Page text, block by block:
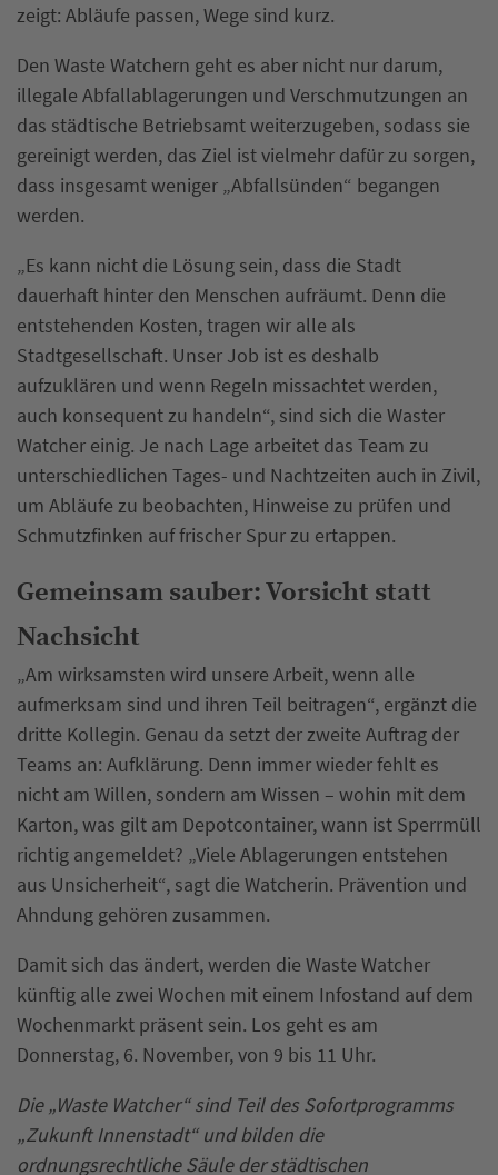
zeigt: Abläufe passen, Wege sind kurz.
Den Waste Watchern geht es aber nicht nur darum,
illegale Abfallablagerungen und Verschmutzungen an
das städtische Betriebsamt weiterzugeben, sodass sie
gereinigt werden, das Ziel ist vielmehr dafür zu sorgen,
dass insgesamt weniger „Abfallsünden“ begangen
werden.
„Es kann nicht die Lösung sein, dass die Stadt
dauerhaft hinter den Menschen aufräumt. Denn die
entstehenden Kosten, tragen wir alle als
Stadtgesellschaft. Unser Job ist es deshalb
aufzuklären und wenn Regeln missachtet werden,
auch konsequent zu handeln“, sind sich die Waster
Watcher einig. Je nach Lage arbeitet das Team zu
unterschiedlichen Tages- und Nachtzeiten auch in Zivil,
um Abläufe zu beobachten, Hinweise zu prüfen und
Schmutzfinken auf frischer Spur zu ertappen.
Gemeinsam sauber: Vorsicht statt
Nachsicht
„Am wirksamsten wird unsere Arbeit, wenn alle
aufmerksam sind und ihren Teil beitragen“, ergänzt die
dritte Kollegin. Genau da setzt der zweite Auftrag der
Teams an: Aufklärung. Denn immer wieder fehlt es
nicht am Willen, sondern am Wissen – wohin mit dem
Karton, was gilt am Depotcontainer, wann ist Sperrmüll
richtig angemeldet? „Viele Ablagerungen entstehen
aus Unsicherheit“, sagt die Watcherin. Prävention und
Ahndung gehören zusammen.
Damit sich das ändert, werden die Waste Watcher
künftig alle zwei Wochen mit einem Infostand auf dem
Wochenmarkt präsent sein. Los geht es am
Donnerstag, 6. November, von 9 bis 11 Uhr.
Die „Waste Watcher“ sind Teil des Sofortprogramms
„Zukunft Innenstadt“ und bilden die
ordnungsrechtliche Säule der städtischen